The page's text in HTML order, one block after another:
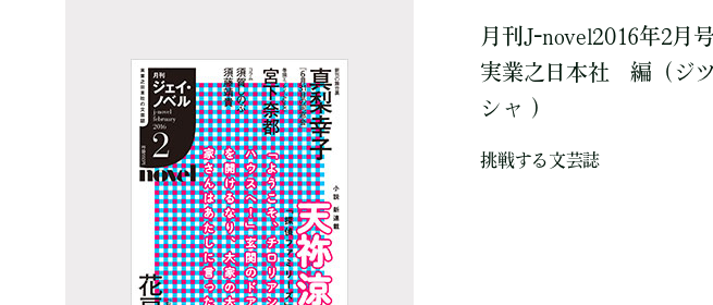
月刊J-novel2016年2月
実業之日本社
編 （ジ
シャ ）
挑戦する文芸誌